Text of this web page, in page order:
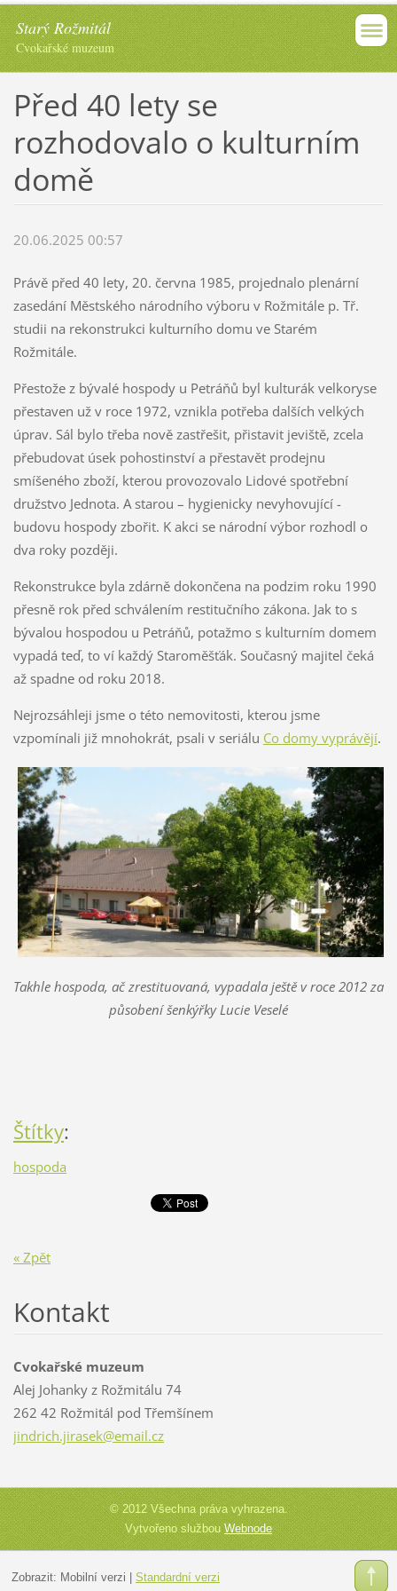
Starý Rožmitál
Cvokařské muzeum
Před 40 lety se
rozhodovalo o kulturním
domě
20.06.2025 00:57
Právě před 40 lety, 20. června 1985, projednalo plenární
zasedání Městského národního výboru v Rožmitále p. Tř.
studii na rekonstrukci kulturního domu ve Starém
Rožmitále.
Přestože z bývalé hospody u Petráňů byl kulturák velkoryse
přestaven už v roce 1972, vznikla potřeba dalších velkých
úprav. Sál bylo třeba nově zastřešit, přistavit jeviště, zcela
přebudovat úsek pohostinství a přestavět prodejnu
smíšeného zboží, kterou provozovalo Lidové spotřební
družstvo Jednota. A starou – hygienicky nevyhovující -
budovu hospody zbořit. K akci se národní výbor rozhodl o
dva roky později.
Rekonstrukce byla zdárně dokončena na podzim roku 1990
přesně rok před schválením restitučního zákona. Jak to s
bývalou hospodou u Petráňů, potažmo s kulturním domem
vypadá teď, to ví každý Staroměšťák. Současný majitel čeká
až spadne od roku 2018.
Nejrozsáhleji jsme o této nemovitosti, kterou jsme
vzpomínali již mnohokrát, psali v seriálu Co domy vyprávějí.
Takhle hospoda, ač zrestituovaná, vypadala ještě v roce 2012 za
působení šenkýřky Lucie Veselé
Štítky:
hospoda
« Zpět
Kontakt
Cvokařské muzeum
Alej Johanky z Rožmitálu 74
262 42 Rožmitál pod Třemšínem
jindrich.jirasek@email.cz
© 2012 Všechna práva vyhrazena.
Vytvořeno službouWebnode
Zobrazit: Mobilní verzi Standardní verzi